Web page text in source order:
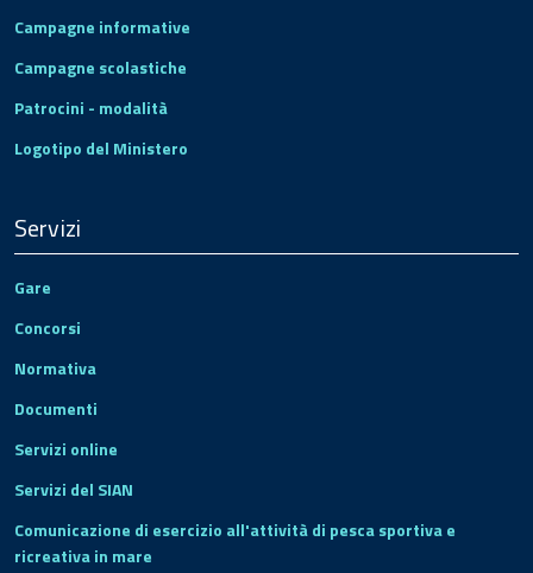
Campagne informative
Campagne scolastiche
Patrocini - modalità
Logotipo del Ministero
Servizi
Gare
Concorsi
Normativa
Documenti
Servizi online
Servizi del SIAN
Comunicazione di esercizio all'attività di pesca sportiva e
ricreativa in mare